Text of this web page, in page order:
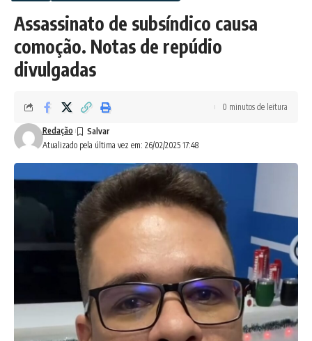
Assassinato de subsíndico causa
comoção. Notas de repúdio
divulgadas
Atualizado pela última vez em: 26/02/2025 17:48
Redação
0 minutos de leitura